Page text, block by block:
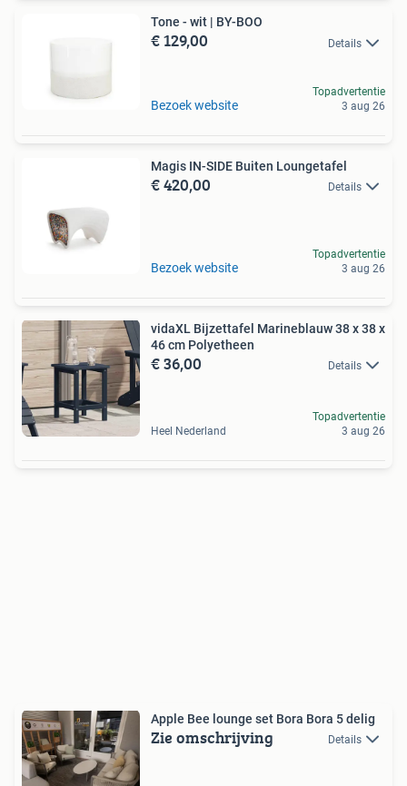
Tone - wit | BY-BOO
€ 129,00 Details
Bezoek website
Topadvertentie
3 aug 26
Magis IN-SIDE Buiten Loungetafel
€ 420,00 Details
Bezoek website
Topadvertentie
3 aug 26
vidaXL Bijzettafel Marineblauw 38 x 38 x
46 cm Polyetheen
€ 36,00 Details
Heel Nederland
Topadvertentie
3 aug 26
Apple Bee lounge set Bora Bora 5 delig
Zie omschrijving Details